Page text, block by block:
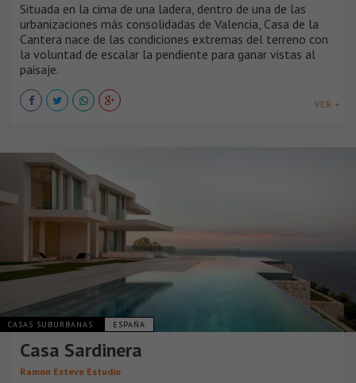
Situada en la cima de una ladera, dentro de una de las
urbanizaciones más consolidadas de Valencia, Casa de la
Cantera nace de las condiciones extremas del terreno con
la voluntad de escalar la pendiente para ganar vistas al
paisaje.
VER +
CASAS SUBURBANAS ESPAÑA
Casa Sardinera
Ramon Esteve Estudio